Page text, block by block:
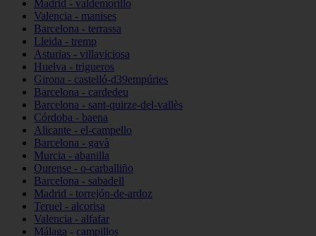
Madrid - valdemorillo
Valencia - manises
Barcelona - terrassa
Lleida - tremp
Asturias - villaviciosa
Huelva - trigueros
Girona - castelló-d39empúries
Barcelona - cardedeu
Barcelona - sant-quirze-del-vallès
Córdoba - baena
Alicante - el-campello
Barcelona - gavà
Murcia - abanilla
Ourense - o-carballiño
Barcelona - sabadell
Madrid - torrejón-de-ardoz
Teruel - alcorisa
Valencia - alfafar
Málaga - campillos